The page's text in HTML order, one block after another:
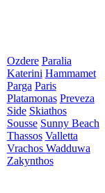
Ozdere Paralia
Katerini Hammamet
Parga Paris
Platamonas Preveza
Side Skiathos
Sousse Sunny Beach
Thassos Valletta
Vrachos Wadduwa
Zakynthos